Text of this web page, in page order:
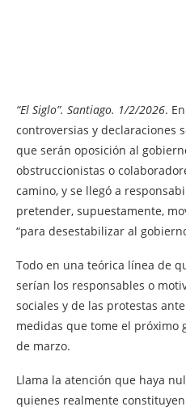
“El Siglo”. Santiago. 1/2/2026.
controversias y declaraciones
que serán oposición al
obstruccionistas o
camino, y se llegó a
pretender, supuestamente,
“para desestabilizar al
Todo en una teórica línea de
serían los responsables o
sociales y de las protestas
medidas que tome el próximo
de marzo.
Llama la atención que haya
quienes realmente